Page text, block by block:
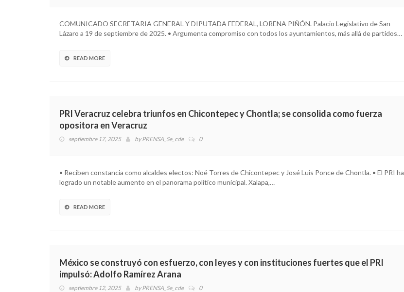
COMUNICADO SECRETARIA GENERAL Y DIPUTADA FEDERAL, LORENA PIÑÓN. Palacio Legislativo de San
Lázaro a 19 de septiembre de 2025. • Argumenta compromiso con todos los ayuntamientos, más allá de partidos…
READ MORE
PRI Veracruz celebra triunfos en Chicontepec y Chontla; se consolida como fuerza
opositora en Veracruz
septiembre 17, 2025 byPRENSA_Se_cde 0
• Reciben constancia como alcaldes electos: Noé Torres de Chicontepec y José Luis Ponce de Chontla. • El PRI ha
logrado un notable aumento en el panorama político municipal. Xalapa,…
READ MORE
México se construyó con esfuerzo, con leyes y con instituciones fuertes que el PRI
impulsó: Adolfo Ramírez Arana
septiembre 12, 2025 byPRENSA_Se_cde 0